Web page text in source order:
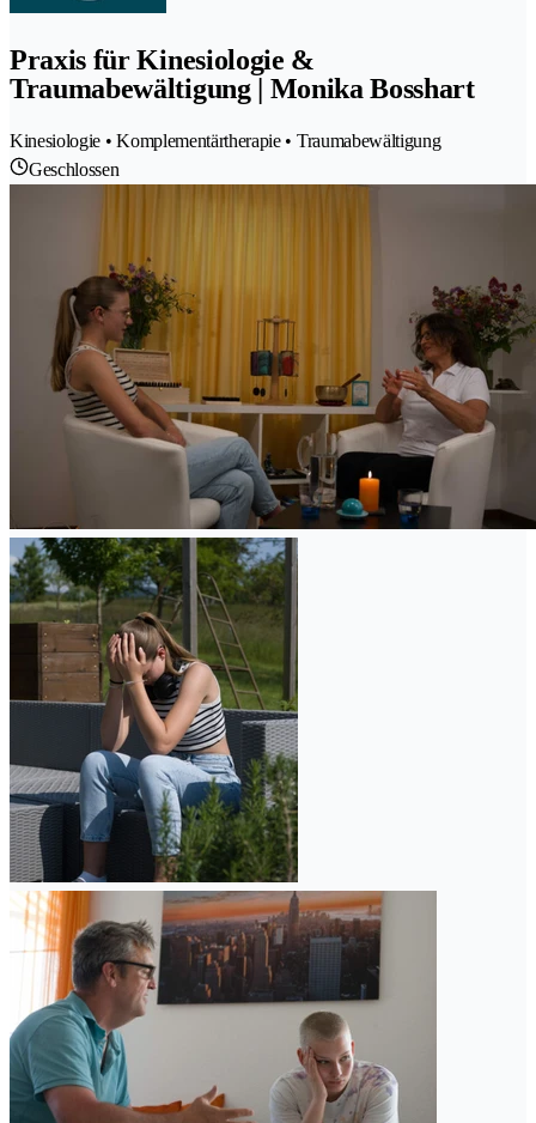
Praxis für Kinesiologie &
Traumabewältigung | Monika Bosshart
Kinesiologie • Komplementärtherapie • Traumabewältigung
Geschlossen